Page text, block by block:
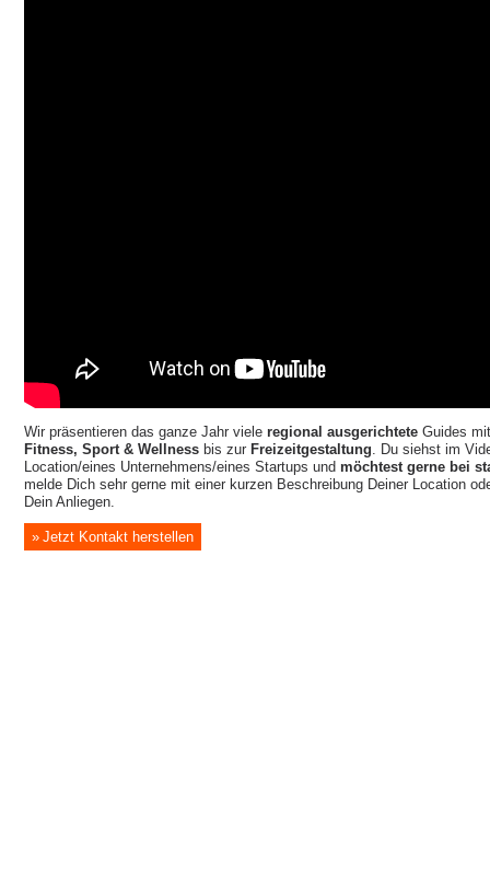
Wir präsentieren das ganze Jahr viele regional ausgerichtete Guides
Fitness, Sport & Wellness bis zur Freizeitgestaltung . Du siehst im
Location/eines Unternehmens/eines Startups und möchtest gerne bei
melde Dich sehr gerne mit einer kurzen Beschreibung Deiner Location
Dein Anliegen.
Jetzt Kontakt herstellen